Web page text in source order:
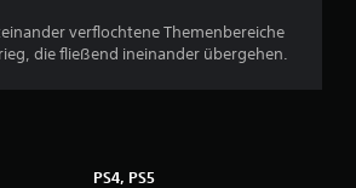
verflochtene Themenbereiche
die fließend ineinander übergehen.
PS4, PS5